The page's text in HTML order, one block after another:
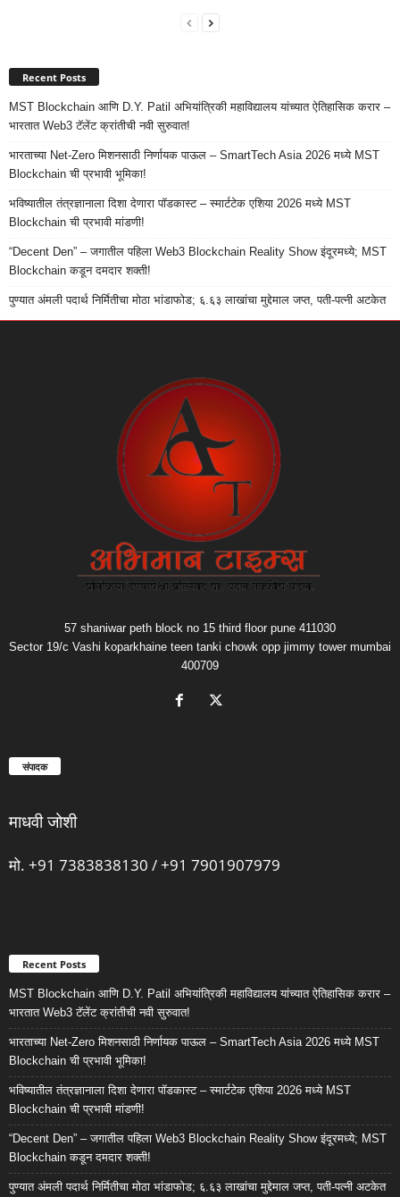
Recent Posts
MST Blockchain आणि D.Y. Patil अभियांत्रिकी महाविद्यालय यांच्यात ऐतिहासिक करार –
भारतात Web3 टॅलेंट क्रांतीची नवी सुरुवात!
भारताच्या Net-Zero मिशनसाठी निर्णायक पाऊल – SmartTech Asia 2026 मध्ये MST
Blockchain ची प्रभावी भूमिका!
भविष्यातील तंत्रज्ञानाला दिशा देणारा पॉडकास्ट – स्मार्टटेक एशिया 2026 मध्ये MST
Blockchain ची प्रभावी मांडणी!
“Decent Den” – जगातील पहिला Web3 Blockchain Reality Show इंदूरमध्ये; MST
Blockchain कडून दमदार शक्ती!
पुण्यात अंमली पदार्थ निर्मितीचा मोठा भांडाफोड; ६.६३ लाखांचा मुद्देमाल जप्त, पती-पत्नी अटकेत
57 shaniwar peth block no 15 third floor pune 411030
Sector 19/c Vashi koparkhaine teen tanki chowk opp jimmy tower mumbai
400709
संपादक
माधवी जोशी
मो. +91 7383838130 / +91 7901907979
Recent Posts
MST Blockchain आणि D.Y. Patil अभियांत्रिकी महाविद्यालय यांच्यात ऐतिहासिक करार –
भारतात Web3 टॅलेंट क्रांतीची नवी सुरुवात!
भारताच्या Net-Zero मिशनसाठी निर्णायक पाऊल – SmartTech Asia 2026 मध्ये MST
Blockchain ची प्रभावी भूमिका!
भविष्यातील तंत्रज्ञानाला दिशा देणारा पॉडकास्ट – स्मार्टटेक एशिया 2026 मध्ये MST
Blockchain ची प्रभावी मांडणी!
“Decent Den” – जगातील पहिला Web3 Blockchain Reality Show इंदूरमध्ये; MST
Blockchain कडून दमदार शक्ती!
पुण्यात अंमली पदार्थ निर्मितीचा मोठा भांडाफोड; ६.६३ लाखांचा मुद्देमाल जप्त, पती-पत्नी अटकेत